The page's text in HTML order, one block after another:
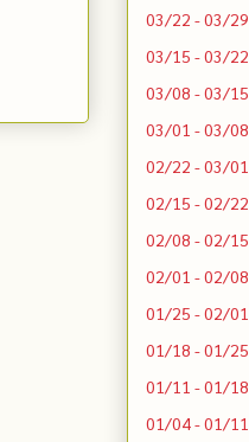
03/22 - 03/29
03/15 - 03/22
03/08 - 03/15
03/01 - 03/08
02/22 - 03/01
02/15 - 02/22
02/08 - 02/15
02/01 - 02/08
01/25 - 02/01
01/18 - 01/25
01/11 - 01/18
01/04 - 01/11